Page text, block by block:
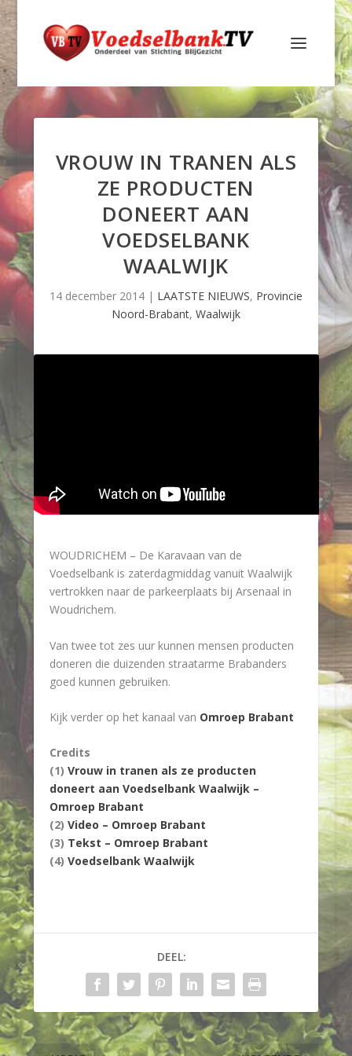
VROUW IN TRANEN ALS
ZE PRODUCTEN
DONEERT AAN
VOEDSELBANK
WAALWIJK
14 december 2014| LAATSTE NIEUWS, Provincie
Noord-Brabant, Waalwijk
WOUDRICHEM – De Karavaan van de
Voedselbank is zaterdagmiddag vanuit Waalwijk
vertrokken naar de parkeerplaats bij Arsenaal in
Woudrichem.
Van twee tot zes uur kunnen mensen producten
doneren die duizenden straatarme Brabanders
goed kunnen gebruiken.
Kijk verder op het kanaal van Omroep Brabant
Credits
(1) Vrouw in tranen als ze producten
doneert aan Voedselbank Waalwijk –
Omroep Brabant
(2) Video – Omroep Brabant
(3) Tekst – Omroep Brabant
(4) Voedselbank Waalwijk
DEEL: